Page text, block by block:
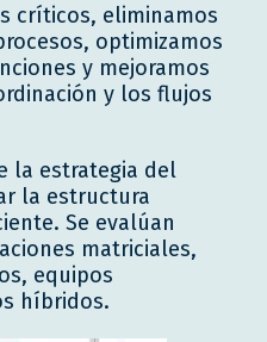
críticos, eliminamos
optimizamos
y mejoramos
y los flujos
la estrategia del
la estructura
Se evalúan
matriciales,
equipos
híbridos.